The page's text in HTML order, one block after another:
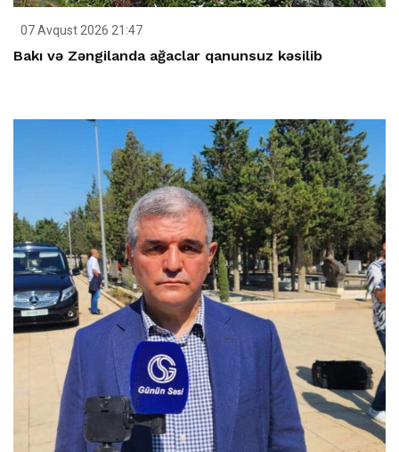
07 Avqust 2026 21:47
Bakı və Zəngilanda ağaclar qanunsuz kəsilib